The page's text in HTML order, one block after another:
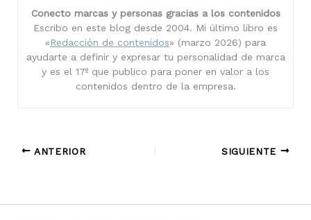
Conecto marcas y personas gracias a los contenidos
Escribo en este blog desde 2004. Mi último libro es
«Redacción de contenidos» (marzo 2026) para
ayudarte a definir y expresar tu personalidad de marca
y es el 17º que publico para poner en valor a los
contenidos dentro de la empresa.
ANTERIOR SIGUIENTE